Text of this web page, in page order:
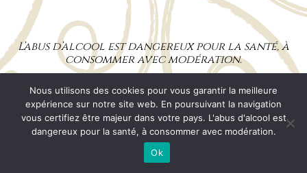
L’abus d’alcool est dangereux pour la santé, à
consommer avec modération.
Mentions Légales CGV RGPD Plan de site
© 2026 Champagne Pascal MACHET
Nous utilisons des cookies pour vous garantir la meilleure
expérience sur notre site web. En poursuivant la navigation
vous certifiez être majeur dans votre pays. L'abus d'alcool est
dangereux pour la santé, à consommer avec modération.
Ok